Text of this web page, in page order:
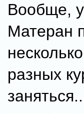
Вообще,
Матеран
разных